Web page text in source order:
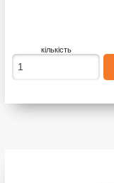
кількість